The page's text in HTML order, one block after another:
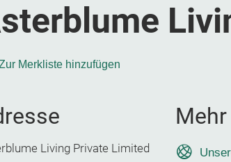
Merkliste hinzufügen
Living Private Limited